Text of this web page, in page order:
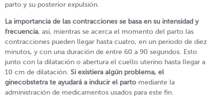
parto y su posterior expulsión.
La importancia de las contracciones se basa en su intensidad y
frecuencia, así, mientras se acerca el momento del parto las
contracciones pueden llegar hasta cuatro, en un periodo de diez
minutos, y con una duración de entre 60 a 90 segundos. Esto
junto con la dilatación o abertura el cuello uterino hasta llegar a
10 cm de dilatación. Si existiera algún problema, el
ginecobstetra te ayudará a inducir el parto mediante la
administración de medicamentos usados para este fin.